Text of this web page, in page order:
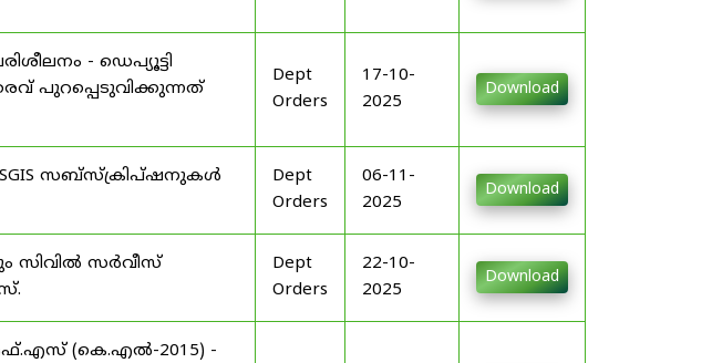
- ഡെപ്യൂട്ടി
പുറപ്പെടുവിക്കുന്നത്
Dept
Orders
17-10-
2025
Download
സബ്‌സ്‌ക്രിപ്‌ഷനുകൾ
Dept
Orders
06-11-
2025
Download
സിവിൽ സർവീസ്
Dept
Orders
22-10-
2025
Download
(കെ.എൽ-2015) -